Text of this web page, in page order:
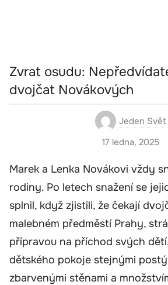
Zvrat osudu:
dvojčat Novákových
Jeden Svět
17 ledna, 2025
Marek a Lenka Novákovi vždy
rodiny. Po letech snažení se
splnil, když zjistili, že čekají
malebném předměstí Prahy,
přípravou na příchod svých
dětského pokoje stejnými
zbarvenými stěnami a